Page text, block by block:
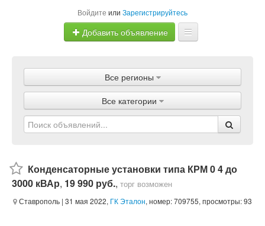
Войдите или Зарегистрируйтесь
Добавить объявление
Объявления
Магазины
Услуги
Все регионы
Все категории
Конденсаторные установки типа КРМ 0 4 до
3000 кВАр, 19 990 руб., торг возможен
Ставрополь | 31 мая 2022, ГК Эталон, номер: 709755, просмотры: 93